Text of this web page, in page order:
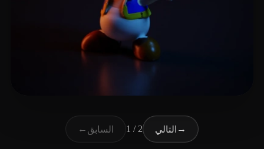
← السابق 1 / 2 التالي →